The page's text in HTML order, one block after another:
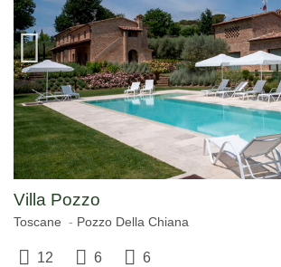
Villa Pozzo
Toscane Pozzo Della Chiana
12 6 6